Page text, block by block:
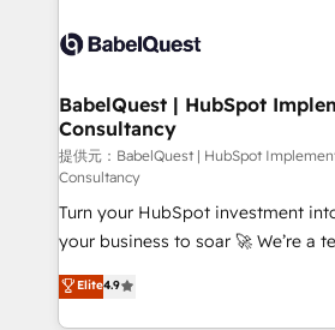
accreditations with HubSpot.
custom API integrations • AI
Boutique 'Elite' team of 12 • 150+
Hub, Marketing Hub, Service Hub,
CMS • ISO/IEC 27001:2022, ISO
42001:2023 certified - the AI
GuardHub: our AI governance
ISO 42001 Ready for the next step? Click the 👈
'𝗖𝗼𝗻𝘁𝗮𝗰𝘁 𝗯𝘂𝘀𝗶𝗻𝗲𝘀𝘀' button to get
𝘴𝘶𝘱𝘦𝘳 𝘳𝘦𝘴𝘱𝘰𝘯𝘴𝘪𝘷𝘦)
BabelQuest | HubSpot
Consultancy
提供元：BabelQuest | HubSpot
Consultancy
Turn your HubSpot investment
your business to soar 🚀 We’re a team of accredited
HubSpot experts ready to help you. We
implement the platform into
Elite4.9